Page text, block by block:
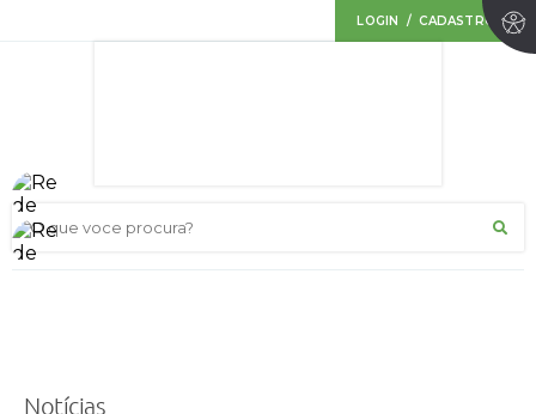
LOGIN / CADASTRO
O que voce procura?
Notícias